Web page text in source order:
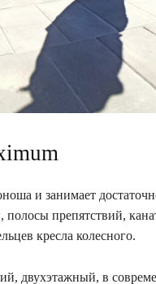
и занимает
полосы препятствий,
кресла колесного.
двухэтажный, в